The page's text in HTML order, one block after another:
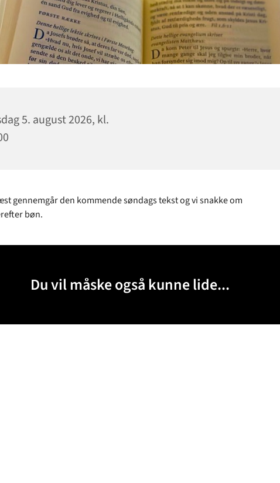
5. august 2026, kl.
gennemgår den kommende søndags tekst og vi snakke om
bøn.
Du vil måske også kunne lide...